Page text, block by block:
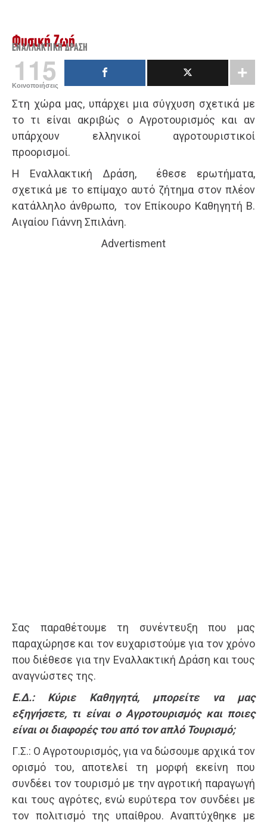
Φυσική Ζωή
ΕΝΑΛΛΑΚΤΙΚΉ ΔΡΆΣΗ
115
Κοινοποιήσεις
Στη χώρα μας, υπάρχει μια σύγχυση σχετικά με
το τι είναι ακριβώς ο Αγροτουρισμός και αν
υπάρχουν ελληνικοί αγροτουριστικοί
προορισμοί.
Η Εναλλακτική Δράση, έθεσε ερωτήματα,
σχετικά με το επίμαχο αυτό ζήτημα στον πλέον
κατάλληλο άνθρωπο, τον Επίκουρο Καθηγητή Β.
Αιγαίου Γιάννη Σπιλάνη.
Advertisment
Σας παραθέτουμε τη συνέντευξη που μας
παραχώρησε και τον ευχαριστούμε για τον χρόνο
που διέθεσε για την Εναλλακτική Δράση και τους
αναγνώστες της.
Ε.Δ.: Κύριε Καθηγητά, μπορείτε να μας
εξηγήσετε, τι είναι ο Αγροτουρισμός και ποιες
είναι οι διαφορές του από τον απλό Τουρισμό;
Γ.Σ.: Ο Αγροτουρισμός, για να δώσουμε αρχικά τον
ορισμό του, αποτελεί τη μορφή εκείνη που
συνδέει τον τουρισμό με την αγροτική παραγωγή
και τους αγρότες, ενώ ευρύτερα τον συνδέει με
τον πολιτισμό της υπαίθρου. Αναπτύχθηκε με